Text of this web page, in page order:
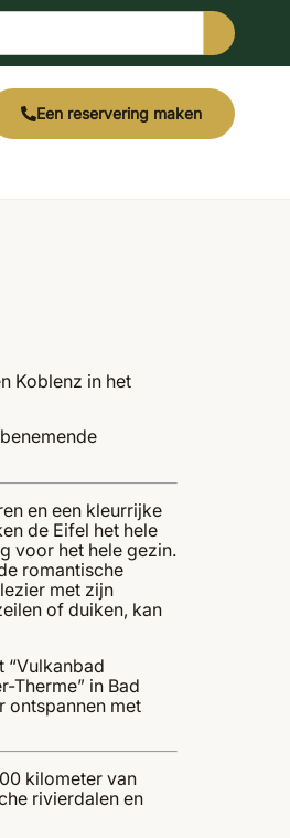
Een reservering maken
Koblenz in het
en een kleurrijke
de Eifel het hele
voor het hele gezin.
romantische
met zijn
of duiken, kan
“Vulkanbad
Therme” in Bad
ontspannen met
kilometer van
rivierdalen en